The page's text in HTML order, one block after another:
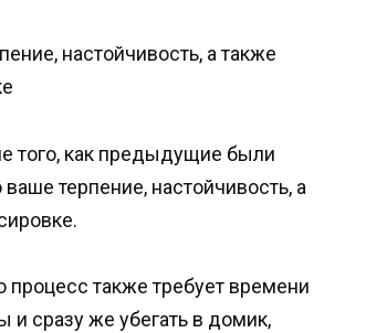
настойчивость, а также
того, как предыдущие были
терпение, настойчивость, а
процесс также требует времени
и сразу же убегать в домик,